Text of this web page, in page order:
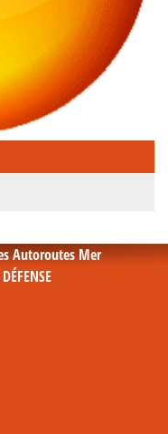
Autoroutes Mer